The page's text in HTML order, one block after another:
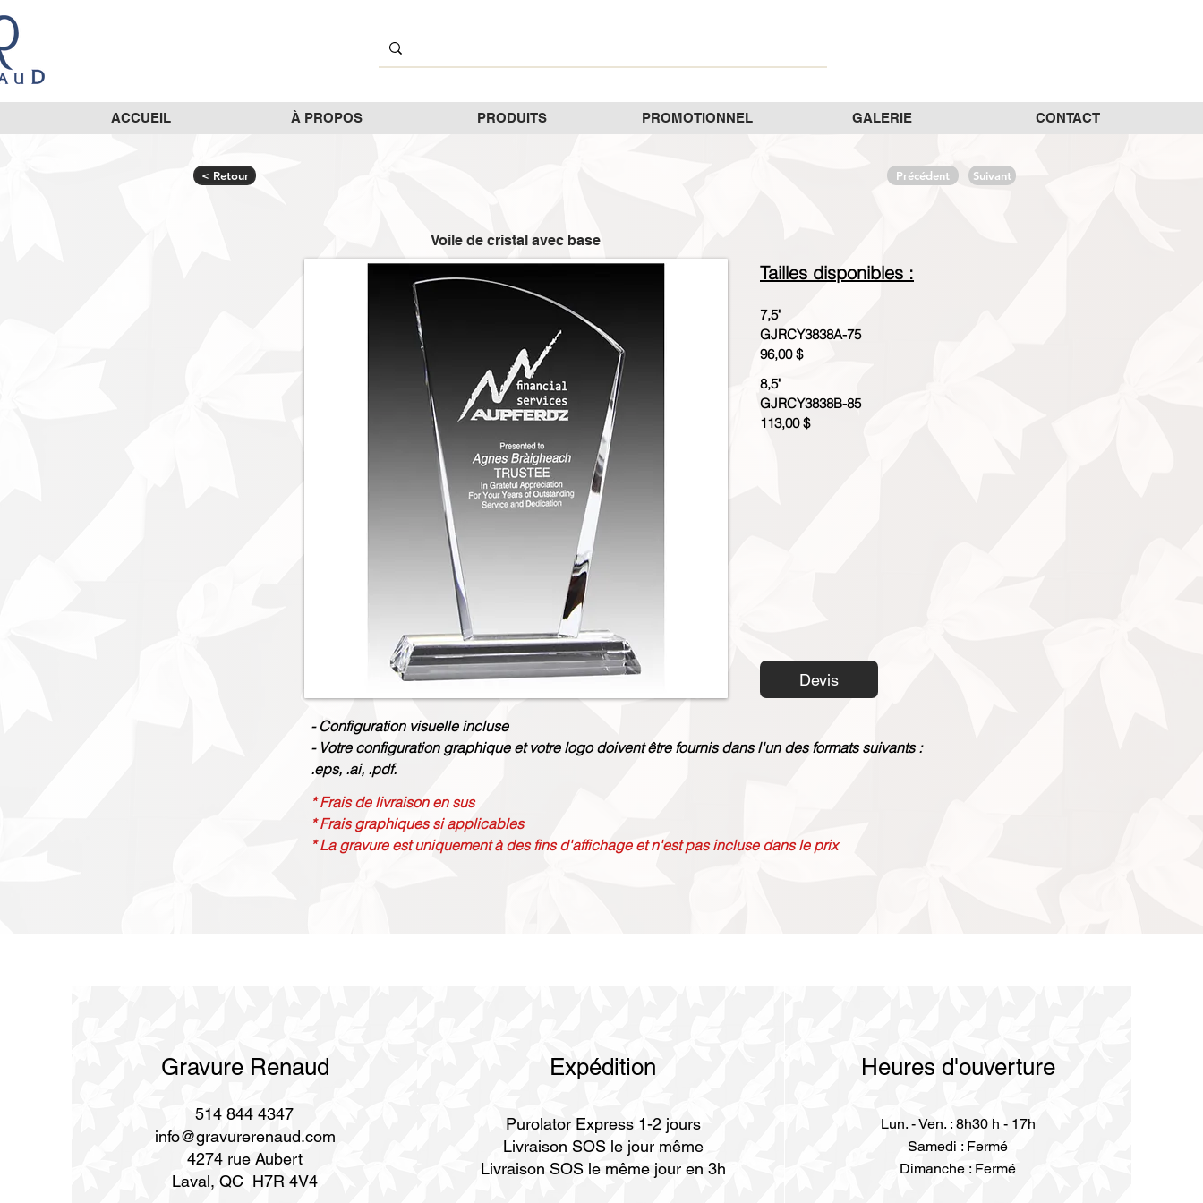
ACCUEIL À PROPOS PRODUITS PROMOTIONNEL GALERIE CONTACT
< Retour Précédent Suivant
Voile de cristal avec base
Tailles disponibles :
7,5"
GJRCY3838A-75
96,00 $
8,5"
GJRCY3838B-85
113,00 $
Devis
- Configuration visuelle incluse
- Votre configuration graphique et votre logo doivent être fournis dans l'un des formats suivants :
.eps, .ai, .pdf.
* Frais de livraison en sus
* Frais graphiques si applicables
* La gravure est uniquement à des fins d'affichage et n'est pas incluse dans le prix
Gravure Renaud
514 844 4347
info@gravurerenaud.com
4274 rue Aubert
Laval, QC H7R 4V4
Expédition
Purolator Express 1-2 jours
Livraison SOS le jour même
Livraison SOS le même jour en 3h
Heures d'ouverture
Lun. - Ven. : 8h30 h - 17h
Samedi : Fermé
Dimanche : Fermé